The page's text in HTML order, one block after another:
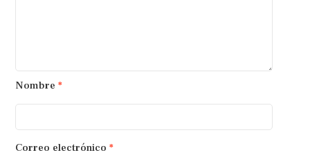
Nombre *
Correo electrónico *